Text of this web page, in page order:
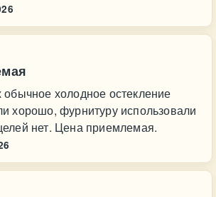
холодное остекление
хорошо, фурнитуру использовали
нет. Цена приемлемая.